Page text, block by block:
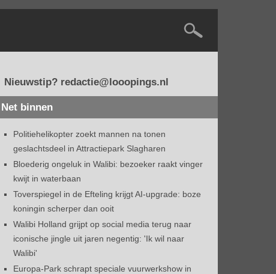
Nieuwstip? redactie@looopings.nl
Net binnen
Politiehelikopter zoekt mannen na tonen
geslachtsdeel in Attractiepark Slagharen
Bloederig ongeluk in Walibi: bezoeker raakt vinger
kwijt in waterbaan
Toverspiegel in de Efteling krijgt AI-upgrade: boze
koningin scherper dan ooit
Walibi Holland grijpt op social media terug naar
iconische jingle uit jaren negentig: 'Ik wil naar
Walibi'
Europa-Park schrapt speciale vuurwerkshow in